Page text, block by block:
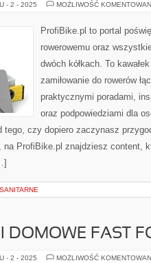
- 2 - 2025 MOŻLIWOŚĆ
ProfiBike.pl to portal
rowerowemu oraz
dwóch kółkach. To
zamiłowanie do rowerów
praktycznymi poradami,
oraz podpowiedziami dla
tego, czy dopiero zaczynasz
na ProfiBike.pl znajdziesz content,
DOMOWE FAST
- 2 - 2025 MOŻLIWOŚĆ